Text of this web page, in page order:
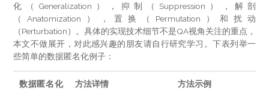
化（Generalization），抑制（Suppression），解剖
（Anatomization），置换（Permutation）和扰动
（Perturbation）。具体的实现技术细节不是QA视角关注的重点，
本文不做展开，对此感兴趣的朋友请自行研究学习。下表列举一
些简单的数据匿名化例子：
数据匿名化
方法详情 方法示例